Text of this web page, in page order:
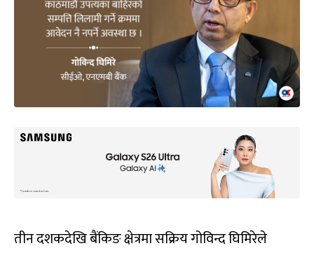
तीन दशकदेखि बैंकिङ क्षेत्रमा सक्रिय गोविन्द घिमिरेले